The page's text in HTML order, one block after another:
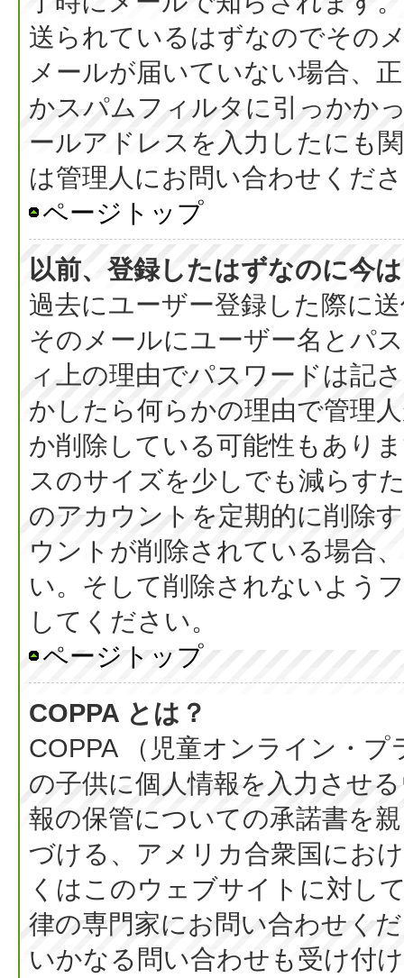
送られているはずなのでその
メールが届いていない場合、
かスパムフィルタに引っかか
ールアドレスを入力したにも
は管理人にお問い合わせくだ
ページトップ
以前、登録したはずなのに今
過去にユーザー登録した際に
そのメールにユーザー名とパ
ィ上の理由でパスワードは記
かしたら何らかの理由で管理
か削除している可能性もあり
スのサイズを少しでも減らす
のアカウントを定期的に削除
ウントが削除されている場合
い。そして削除されないよう
してください。
ページトップ
COPPA とは？
COPPA （児童オンライン・
の子供に個人情報を入力させ
報の保管についての承諾書を
づける、アメリカ合衆国にお
くはこのウェブサイトに対し
律の専門家にお問い合わせく
いかなる問い合わせも受け付